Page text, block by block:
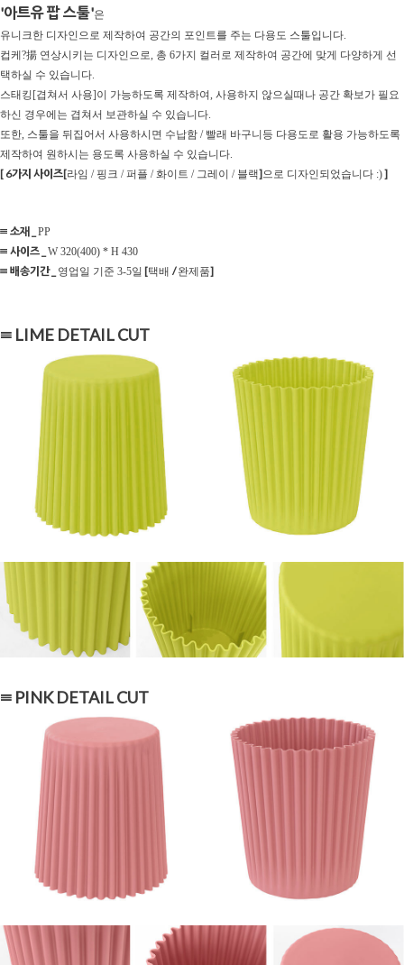
'아트유 팝 스툴'은
유니크한 디자인으로 제작하여 공간의 포인트를 주는 다용도 스툴입니다.
컵케?揚 연상시키는 디자인으로, 총 6가지 컬러로 제작하여 공간에 맞게 다양하게 선
택하실 수 있습니다.
스태킹[겹쳐서 사용]이 가능하도록 제작하여, 사용하지 않으실때나 공간 확보가 필요
하신 경우에는 겹쳐서 보관하실 수 있습니다.
또한, 스툴을 뒤집어서 사용하시면 수납함 / 빨래 바구니등 다용도로 활용 가능하도록
제작하여 원하시는 용도록 사용하실 수 있습니다.
[ 6가지 사이즈[라임 / 핑크 / 퍼플 / 화이트 / 그레이 / 블랙]으로 디자인되었습니다 :)]
≡ 소재 _ PP
≡ 사이즈 _ W 320(400) * H 430
≡ 배송기간 _ 영업일 기준 3-5일 [택배 /완제품]
≡ LIME DETAIL CUT
≡ PINK DETAIL CUT